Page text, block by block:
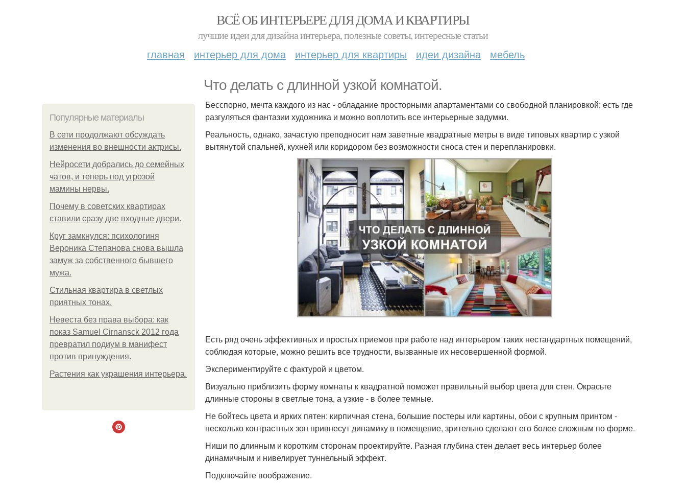
ВСЁ ОБ ИНТЕРЬЕРЕ ДЛЯ ДОМА И КВАРТИРЫ
лучшие идеи для дизайна интерьера, полезные советы, интересные статьи
главная интерьер для дома интерьер для квартиры идеи дизайна мебель
Что делать с длинной узкой комнатой.
Популярные материалы
В сети продолжают обсуждать
изменения во внешности актрисы.
Нейросети добрались до семейных
чатов, и теперь под угрозой
мамины нервы.
Почему в советских квартирах
ставили сразу две входные двери.
Круг замкнулся: психологиня
Вероника Степанова снова вышла
замуж за собственного бывшего
мужа.
Стильная квартира в светлых
приятных тонах.
Невеста без права выбора: как
показ Samuel Cirnansck 2012 года
превратил подиум в манифест
против принуждения.
Растения как украшения интерьера.
Бесспорно, мечта каждого из нас - обладание просторными апартаментами со свободной планировкой: есть где
разгуляться фантазии художника и можно воплотить все интерьерные задумки.
Реальность, однако, зачастую преподносит нам заветные квадратные метры в виде типовых квартир с узкой
вытянутой спальней, кухней или коридором без возможности сноса стен и перепланировки.
Есть ряд очень эффективных и простых приемов при работе над интерьером таких нестандартных помещений,
соблюдая которые, можно решить все трудности, вызванные их несовершенной формой.
Экспериментируйте с фактурой и цветом.
Визуально приблизить форму комнаты к квадратной поможет правильный выбор цвета для стен. Окрасьте
длинные стороны в светлые тона, а узкие - в более темные.
Не бойтесь цвета и ярких пятен: кирпичная стена, большие постеры или картины, обои с крупным принтом -
несколько контрастных зон привнесут динамику в помещение, зрительно сделают его более сложным по форме.
Ниши по длинным и коротким сторонам проектируйте. Разная глубина стен делает весь интерьер более
динамичным и нивелирует туннельный эффект.
Подключайте воображение.